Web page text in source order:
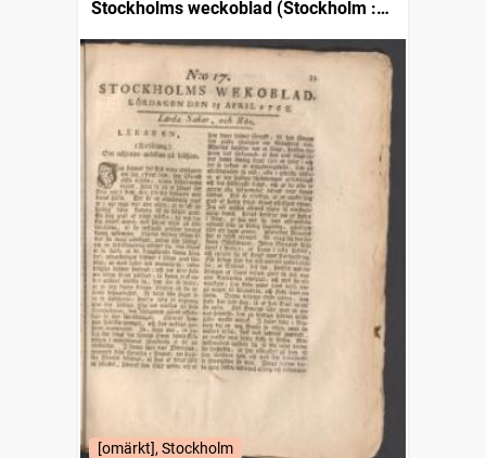
Stockholms weckoblad (Stockholm :
1745)
[omärkt], Stockholm